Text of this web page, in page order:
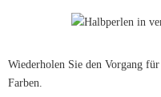
Wiederholen Sie den Vorgang
Farben.